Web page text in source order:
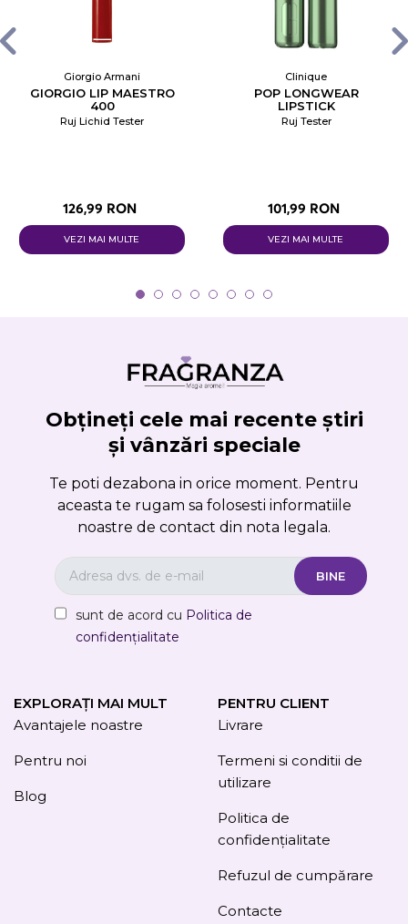
Giorgio Armani
GIORGIO LIP MAESTRO
400
Ruj Lichid Tester
126,99 RON
VEZI MAI MULTE
Clinique
POP LONGWEAR
LIPSTICK
Ruj Tester
101,99 RON
VEZI MAI MULTE
Obțineți cele mai recente știri
și vânzări speciale
Te poti dezabona in orice moment. Pentru
aceasta te rugam sa folosesti informatiile
noastre de contact din nota legala.
sunt de acord cu Politica de
confidențialitate
EXPLORAȚI MAI MULT
Avantajele noastre
Pentru noi
Blog
PENTRU CLIENT
Livrare
Termeni si conditii de
utilizare
Politica de
confidențialitate
Refuzul de cumpărare
Contacte